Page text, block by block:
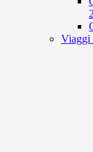
Viaggi